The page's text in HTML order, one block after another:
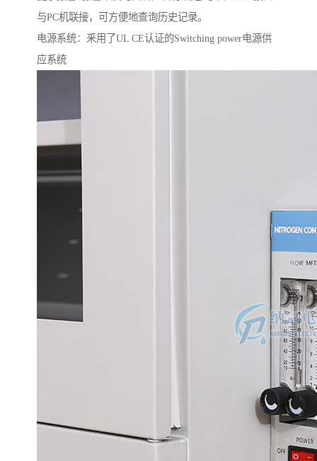
与PC机联接，可方便地查询历史记录。
电源系统：釆用了UL CE认证的Switching power电源供
应系统